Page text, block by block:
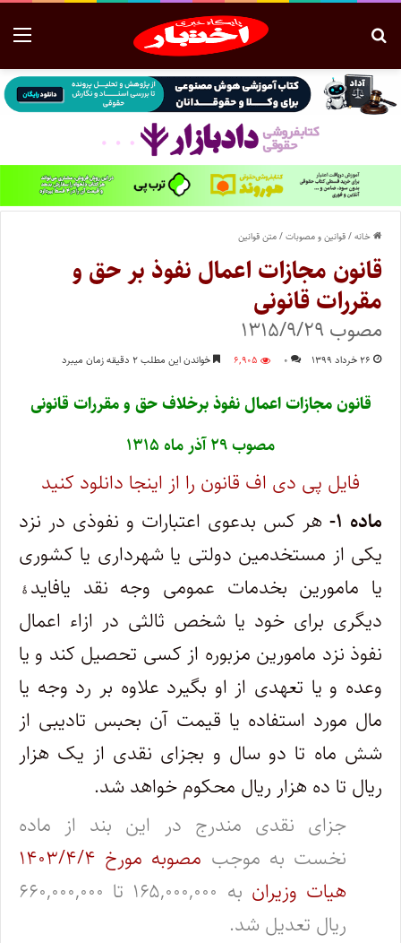
خانه/قوانین و مصوبات/متن قوانین
قانون مجازات اعمال نفوذ بر حق و
مقررات قانونی
مصوب ۱۳۱۵/۹/۲۹
۲۶ خرداد ۱۳۹۹ ۰ ۶,۹۰۵ خواندن این مطلب ۲ دقیقه زمان میبرد
قانون مجازات اعمال نفوذ برخلاف حق و مقررات قانونی
‌مصوب ۲۹ آذر ماه ۱۳۱۵
فایل پی دی اف قانون را از اینجا دانلود کنید
ماده ۱-
هر کس بدعوی اعتبارات و نفوذی در نزد
یکی از مستخدمین دولتی یا شهرداری یا کشوری
یا مامورین بخدمات عمومی وجه نقد یا‌فایدﮤ
دیگری برای خود یا شخص ثالثی در ازاء اعمال
نفوذ نزد مامورین مزبوره از کسی تحصیل کند و یا
وعده و یا تعهدی از او بگیرد علاوه بر رد وجه یا‌
مال مورد استفاده یا قیمت آن بحبس تادیبی از
شش ماه تا دو سال و بجزای نقدی از یک هزار
ریال تا ده هزار ریال محکوم خواهد شد.
جزای نقدی مندرج در این بند از ماده
نخست به موجب
مصوبه مورخ ۱۴۰۳/۴/۴
هیات وزیران
به ۱۶۵,۰۰۰,۰۰۰ تا ۶۶۰,۰۰۰,۰۰۰
ریال تعدیل شد.